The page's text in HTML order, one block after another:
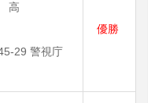
高
29 警視庁
優勝